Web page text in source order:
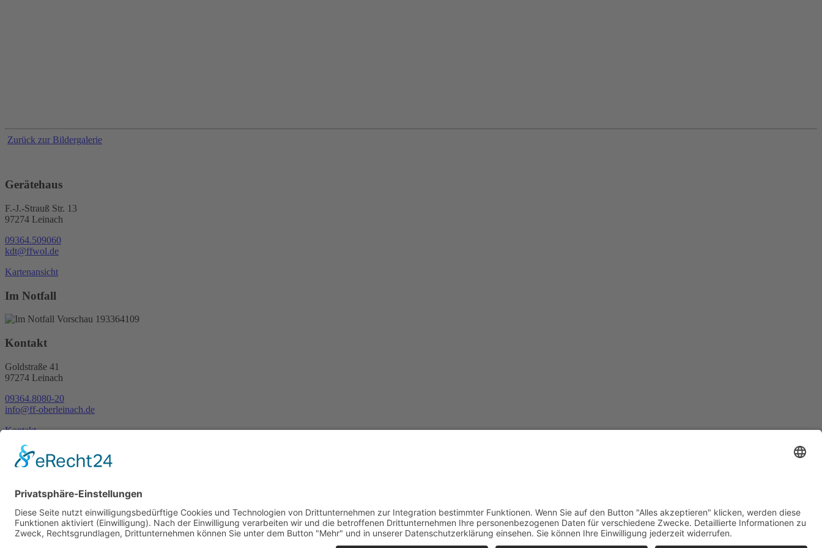
Zurück zur Bildergalerie
Gerätehaus
F.-J.-Strauß Str. 13
97274 Leinach
09364.509060
kdt@ffwol.de
Kartenansicht
Im Notfall
Kontakt
Goldstraße 41
97274 Leinach
09364.8080-20
info@ff-oberleinach.de
Kontakt
Login
Startseite
Termine